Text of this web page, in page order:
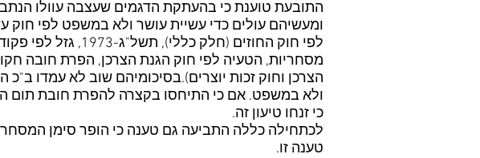
לפי חוק החוזים
מסחריות, הטעיה לפי חוק הגנת הצרכן, הפרת חובה
הצרכן וחוק זכות יוצרים).בסיכומיהם שוב לא עמדו
ולא במשפט. אם כי התיחסו בקצרה להפרת חובת תום
כי זנחו טיעון זה.
לכתחילה כללה התביעה גם טענה כי הופר סימן
טענה זו.